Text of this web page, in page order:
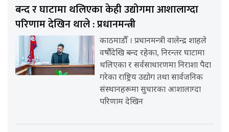
बन्द र घाटामा थलिएका केही उद्योगमा आशालाग्दा
परिणाम देखिन थाले : प्रधानमन्त्री
काठमाडौँ । प्रधानमन्त्री वालेन्द्र शाहले
वर्षौंदेखि बन्द रहेका, निरन्तर घाटामा
थलिएका र सर्वसाधारणमा निराशा पैदा
गरेका राष्ट्रिय उद्योग तथा सार्वजनिक
संस्थानहरूमा सुधारका आशालाग्दा
परिणाम देखिन